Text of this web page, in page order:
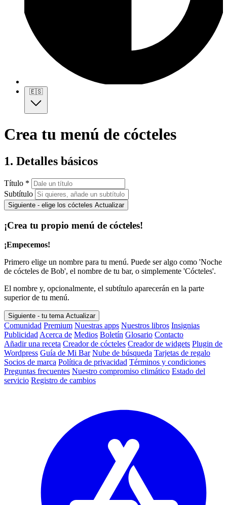
🇪🇸
Crea tu menú de cócteles
1. Detalles básicos
Título *
Subtítulo
Siguiente - elige los cócteles Actualizar
¡Crea tu propio menú de cócteles!
¡Empecemos!
Primero elige un nombre para tu menú. Puede ser algo como 'Noche
de cócteles de Bob', el nombre de tu bar, o simplemente 'Cócteles'.
El nombre y, opcionalmente, el subtítulo aparecerán en la parte
superior de tu menú.
Siguiente - tu tema Actualizar
Comunidad Premium Nuestras apps Nuestros libros Insignias
Publicidad Acerca de Medios Boletín Glosario Contacto
Añadir una receta Creador de cócteles Creador de widgets Plugin de
Wordpress Guía de Mi Bar Nube de búsqueda Tarjetas de regalo
Socios de marca Política de privacidad Términos y condiciones
Preguntas frecuentes Nuestro compromiso climático Estado del
servicio Registro de cambios